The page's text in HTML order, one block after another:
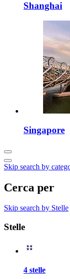
Shanghai
Singapore
Skip search by
Cerca per
Skip search by Stelle
Stelle
4 stelle